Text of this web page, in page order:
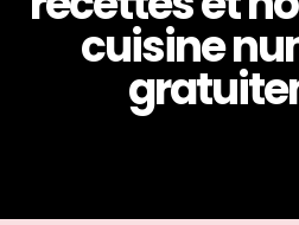
cuisine